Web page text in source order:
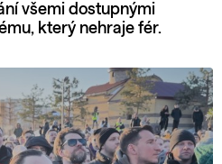
všemi dostupnými
který nehraje fér.